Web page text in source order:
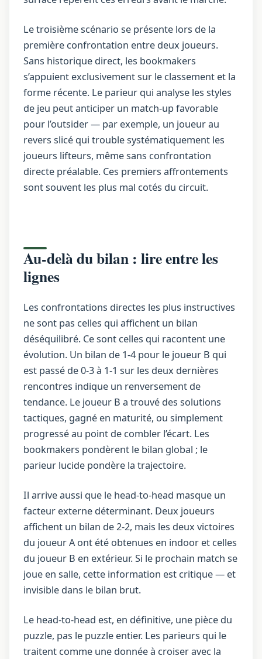
Le troisième scénario se présente lors de la
première confrontation entre deux joueurs.
Sans historique direct, les bookmakers
s’appuient exclusivement sur le classement et la
forme récente. Le parieur qui analyse les styles
de jeu peut anticiper un match-up favorable
pour l’outsider — par exemple, un joueur au
revers slicé qui trouble systématiquement les
joueurs lifteurs, même sans confrontation
directe préalable. Ces premiers affrontements
sont souvent les plus mal cotés du circuit.
Au-delà du bilan : lire entre les
lignes
Les confrontations directes les plus instructives
ne sont pas celles qui affichent un bilan
déséquilibré. Ce sont celles qui racontent une
évolution. Un bilan de 1-4 pour le joueur B qui
est passé de 0-3 à 1-1 sur les deux dernières
rencontres indique un renversement de
tendance. Le joueur B a trouvé des solutions
tactiques, gagné en maturité, ou simplement
progressé au point de combler l’écart. Les
bookmakers pondèrent le bilan global ; le
parieur lucide pondère la trajectoire.
Il arrive aussi que le head-to-head masque un
facteur externe déterminant. Deux joueurs
affichent un bilan de 2-2, mais les deux victoires
du joueur A ont été obtenues en indoor et celles
du joueur B en extérieur. Si le prochain match se
joue en salle, cette information est critique — et
invisible dans le bilan brut.
Le head-to-head est, en définitive, une pièce du
puzzle, pas le puzzle entier. Les parieurs qui le
traitent comme une donnée à croiser avec la